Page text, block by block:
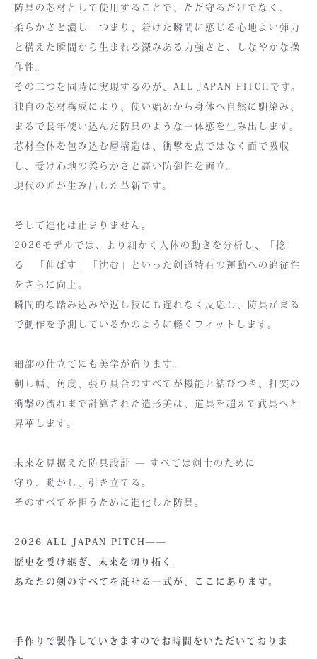
防具の芯材として使用することで、ただ守るだけでなく、
柔らかさと濃し—つまり、着けた瞬間に感じる心地よい弾力
と構えた瞬間から生まれる深みある力強さと、しなやかな操
作性。
その二つを同時に実現するのが、ALL JAPAN PITCHです。
独自の芯材構成により、使い始めから身体へ自然に馴染み、
まるで長年使い込んだ防具のような一体感を生み出します。
芯材全体を包み込む層構造は、衝撃を点ではなく面で吸収
し、受け心地の柔らかさと高い防御性を両立。
現代の匠が生み出した革新です。
そして進化は止まりません。
2026モデルでは、より細かく人体の動きを分析し、「捻
る」「伸ばす」「沈む」といった剣道特有の運動への追従性
をさらに向上。
瞬間的な踏み込みや返し技にも遅れなく反応し、防具がまる
で動作を予測しているかのように軽くフィットします。
細部の仕立てにも美学が宿ります。
刺し幅、角度、張り具合のすべてが機能と結びつき、打突の
衝撃の流れまで計算された造形美は、道具を超えて武具へと
昇華します。
未来を見据えた防具設計 — すべては剣士のために
守り、動かし、引き立てる。
そのすべてを担うために進化した防具。
2026 ALL JAPAN PITCH——
歴史を受け継ぎ、未来を切り拓く。
あなたの剣のすべてを託せる一式が、ここにあります。
手作りで製作していきますのでお時間をいただいておりま